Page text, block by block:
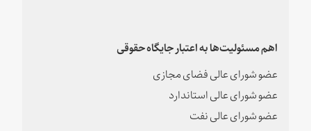
اهم مسئولیت‌ها به اعتبار جایگاه حقوقی
عضو شورای عالی فضای مجازی
عضو شورای عالی استاندارد
عضو شورای عالی نفت